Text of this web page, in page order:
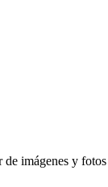
imágenes y